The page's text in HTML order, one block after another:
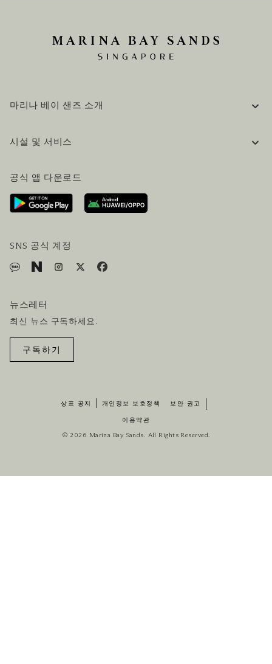
마리나 베이 샌즈 소개
채용 / 커리어
문의하기
시설 및 서비스
방문 계획
오시는길
방문객 서비스
공식 앱 다운로드
SNS 공식 계정
뉴스레터
최신 뉴스 구독하세요.
구독하기
상표 공지 개인정보 보호정책 보안 권고
이용약관
© 2026 Marina Bay Sands. All Rights Reserved.